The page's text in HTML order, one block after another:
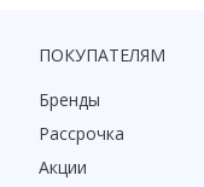
ПОКУПАТЕЛЯМ
Бренды
Рассрочка
Акции